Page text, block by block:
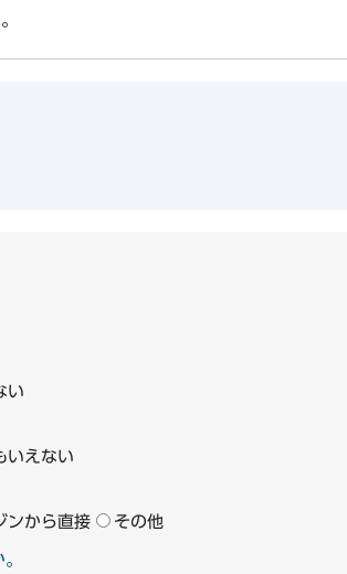
い
いえない
ンから直接 その他